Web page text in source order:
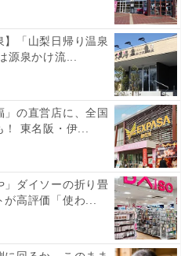
】「山梨日帰り温泉
源泉かけ流...
」の直営店に、全国
東名阪・伊...
」ダイソーの折り畳
高評価「使わ...